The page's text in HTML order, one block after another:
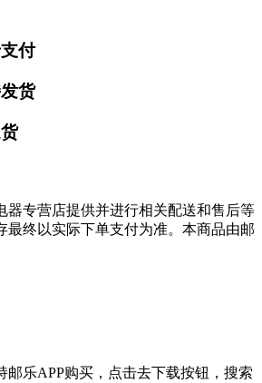
付
货
器专营店提供并进行相关配送和售后等
最终以实际下单支付为准。本商品由邮
邮乐APP购买，点击去下载按钮，搜索